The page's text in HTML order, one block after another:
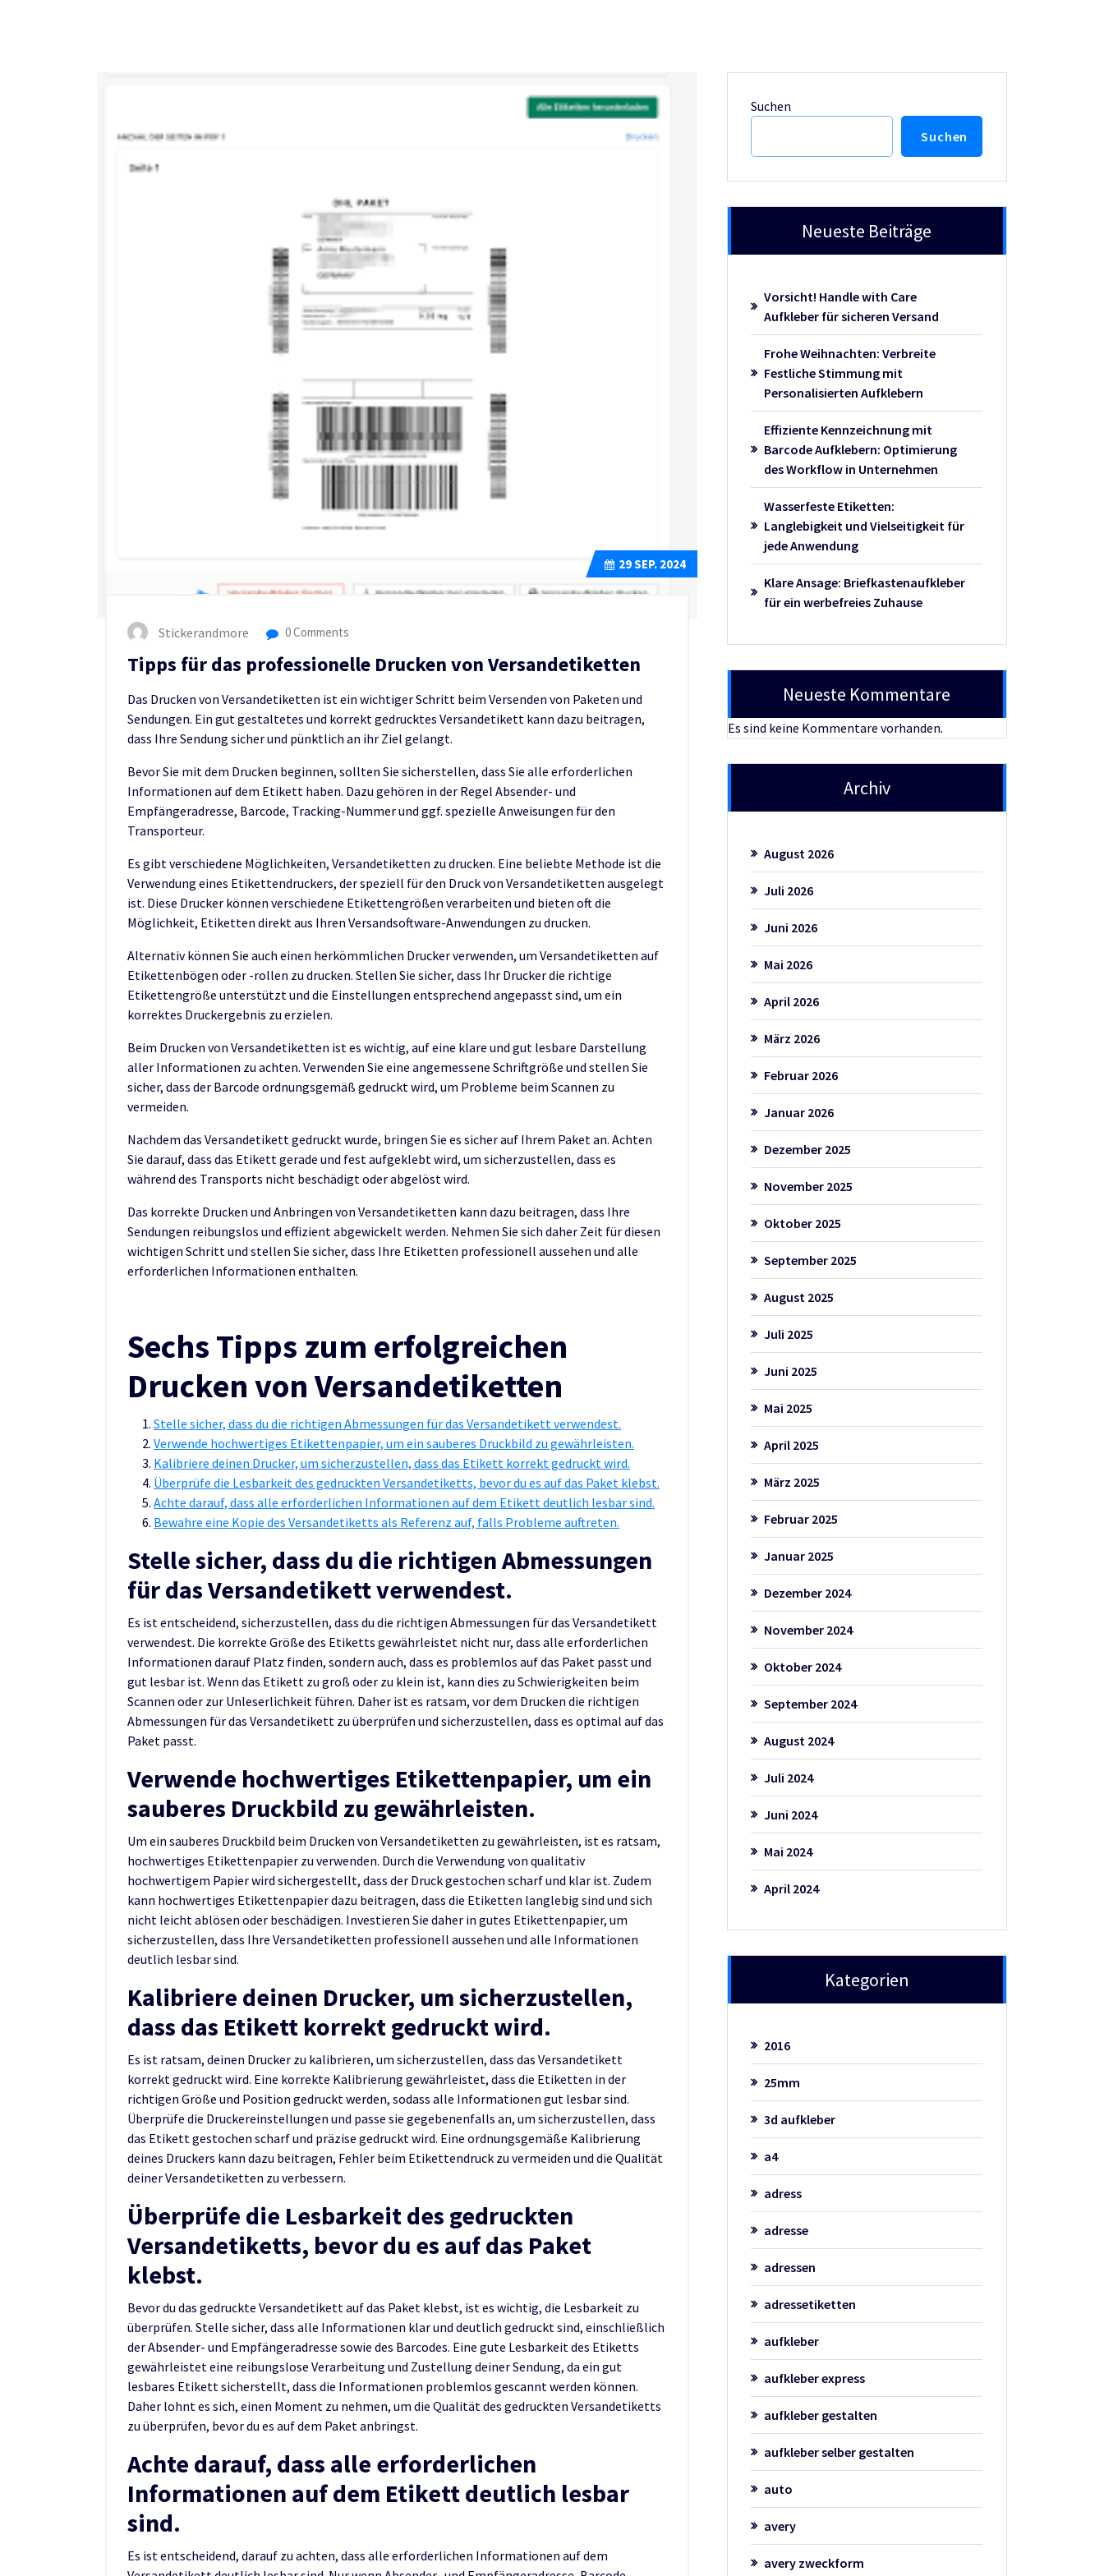
29SEP. 2024
Stickerandmore 0 Comments
Tipps für das professionelle Drucken von Versandetiketten
Das Drucken von Versandetiketten ist ein wichtiger Schritt beim Versenden von Paketen und
Sendungen. Ein gut gestaltetes und korrekt gedrucktes Versandetikett kann dazu beitragen,
dass Ihre Sendung sicher und pünktlich an ihr Ziel gelangt.
Bevor Sie mit dem Drucken beginnen, sollten Sie sicherstellen, dass Sie alle erforderlichen
Informationen auf dem Etikett haben. Dazu gehören in der Regel Absender- und
Empfängeradresse, Barcode, Tracking-Nummer und ggf. spezielle Anweisungen für den
Transporteur.
Es gibt verschiedene Möglichkeiten, Versandetiketten zu drucken. Eine beliebte Methode ist die
Verwendung eines Etikettendruckers, der speziell für den Druck von Versandetiketten ausgelegt
ist. Diese Drucker können verschiedene Etikettengrößen verarbeiten und bieten oft die
Möglichkeit, Etiketten direkt aus Ihren Versandsoftware-Anwendungen zu drucken.
Alternativ können Sie auch einen herkömmlichen Drucker verwenden, um Versandetiketten auf
Etikettenbögen oder -rollen zu drucken. Stellen Sie sicher, dass Ihr Drucker die richtige
Etikettengröße unterstützt und die Einstellungen entsprechend angepasst sind, um ein
korrektes Druckergebnis zu erzielen.
Beim Drucken von Versandetiketten ist es wichtig, auf eine klare und gut lesbare Darstellung
aller Informationen zu achten. Verwenden Sie eine angemessene Schriftgröße und stellen Sie
sicher, dass der Barcode ordnungsgemäß gedruckt wird, um Probleme beim Scannen zu
vermeiden.
Nachdem das Versandetikett gedruckt wurde, bringen Sie es sicher auf Ihrem Paket an. Achten
Sie darauf, dass das Etikett gerade und fest aufgeklebt wird, um sicherzustellen, dass es
während des Transports nicht beschädigt oder abgelöst wird.
Das korrekte Drucken und Anbringen von Versandetiketten kann dazu beitragen, dass Ihre
Sendungen reibungslos und effizient abgewickelt werden. Nehmen Sie sich daher Zeit für diesen
wichtigen Schritt und stellen Sie sicher, dass Ihre Etiketten professionell aussehen und alle
erforderlichen Informationen enthalten.
Sechs Tipps zum erfolgreichen
Drucken von Versandetiketten
Stelle sicher, dass du die richtigen Abmessungen für das Versandetikett verwendest.
Verwende hochwertiges Etikettenpapier, um ein sauberes Druckbild zu gewährleisten.
Kalibriere deinen Drucker, um sicherzustellen, dass das Etikett korrekt gedruckt wird.
Überprüfe die Lesbarkeit des gedruckten Versandetiketts, bevor du es auf das Paket klebst.
Achte darauf, dass alle erforderlichen Informationen auf dem Etikett deutlich lesbar sind.
Bewahre eine Kopie des Versandetiketts als Referenz auf, falls Probleme auftreten.
Stelle sicher, dass du die richtigen Abmessungen
für das Versandetikett verwendest.
Es ist entscheidend, sicherzustellen, dass du die richtigen Abmessungen für das Versandetikett
verwendest. Die korrekte Größe des Etiketts gewährleistet nicht nur, dass alle erforderlichen
Informationen darauf Platz finden, sondern auch, dass es problemlos auf das Paket passt und
gut lesbar ist. Wenn das Etikett zu groß oder zu klein ist, kann dies zu Schwierigkeiten beim
Scannen oder zur Unleserlichkeit führen. Daher ist es ratsam, vor dem Drucken die richtigen
Abmessungen für das Versandetikett zu überprüfen und sicherzustellen, dass es optimal auf das
Paket passt.
Verwende hochwertiges Etikettenpapier, um ein
sauberes Druckbild zu gewährleisten.
Um ein sauberes Druckbild beim Drucken von Versandetiketten zu gewährleisten, ist es ratsam,
hochwertiges Etikettenpapier zu verwenden. Durch die Verwendung von qualitativ
hochwertigem Papier wird sichergestellt, dass der Druck gestochen scharf und klar ist. Zudem
kann hochwertiges Etikettenpapier dazu beitragen, dass die Etiketten langlebig sind und sich
nicht leicht ablösen oder beschädigen. Investieren Sie daher in gutes Etikettenpapier, um
sicherzustellen, dass Ihre Versandetiketten professionell aussehen und alle Informationen
deutlich lesbar sind.
Kalibriere deinen Drucker, um sicherzustellen,
dass das Etikett korrekt gedruckt wird.
Es ist ratsam, deinen Drucker zu kalibrieren, um sicherzustellen, dass das Versandetikett
korrekt gedruckt wird. Eine korrekte Kalibrierung gewährleistet, dass die Etiketten in der
richtigen Größe und Position gedruckt werden, sodass alle Informationen gut lesbar sind.
Überprüfe die Druckereinstellungen und passe sie gegebenenfalls an, um sicherzustellen, dass
das Etikett gestochen scharf und präzise gedruckt wird. Eine ordnungsgemäße Kalibrierung
deines Druckers kann dazu beitragen, Fehler beim Etikettendruck zu vermeiden und die Qualität
deiner Versandetiketten zu verbessern.
Überprüfe die Lesbarkeit des gedruckten
Versandetiketts, bevor du es auf das Paket
klebst.
Bevor du das gedruckte Versandetikett auf das Paket klebst, ist es wichtig, die Lesbarkeit zu
überprüfen. Stelle sicher, dass alle Informationen klar und deutlich gedruckt sind, einschließlich
der Absender- und Empfängeradresse sowie des Barcodes. Eine gute Lesbarkeit des Etiketts
gewährleistet eine reibungslose Verarbeitung und Zustellung deiner Sendung, da ein gut
lesbares Etikett sicherstellt, dass die Informationen problemlos gescannt werden können.
Daher lohnt es sich, einen Moment zu nehmen, um die Qualität des gedruckten Versandetiketts
zu überprüfen, bevor du es auf dem Paket anbringst.
Achte darauf, dass alle erforderlichen
Informationen auf dem Etikett deutlich lesbar
sind.
Es ist entscheidend, darauf zu achten, dass alle erforderlichen Informationen auf dem
Suchen
Suchen
Neueste Beiträge
Vorsicht! Handle with Care
Aufkleber für sicheren Versand
Frohe Weihnachten: Verbreite
Festliche Stimmung mit
Personalisierten Aufklebern
Effiziente Kennzeichnung mit
Barcode Aufklebern: Optimierung
des Workflow in Unternehmen
Wasserfeste Etiketten:
Langlebigkeit und Vielseitigkeit für
jede Anwendung
Klare Ansage: Briefkastenaufkleber
für ein werbefreies Zuhause
Neueste Kommentare
Es sind keine Kommentare vorhanden.
Archiv
August 2026
Juli 2026
Juni 2026
Mai 2026
April 2026
März 2026
Februar 2026
Januar 2026
Dezember 2025
November 2025
Oktober 2025
September 2025
August 2025
Juli 2025
Juni 2025
Mai 2025
April 2025
März 2025
Februar 2025
Januar 2025
Dezember 2024
November 2024
Oktober 2024
September 2024
August 2024
Juli 2024
Juni 2024
Mai 2024
April 2024
Kategorien
2016
25mm
3d aufkleber
a4
adress
adresse
adressen
adressetiketten
aufkleber
aufkleber express
aufkleber gestalten
aufkleber selber gestalten
auto
avery
avery zweckform